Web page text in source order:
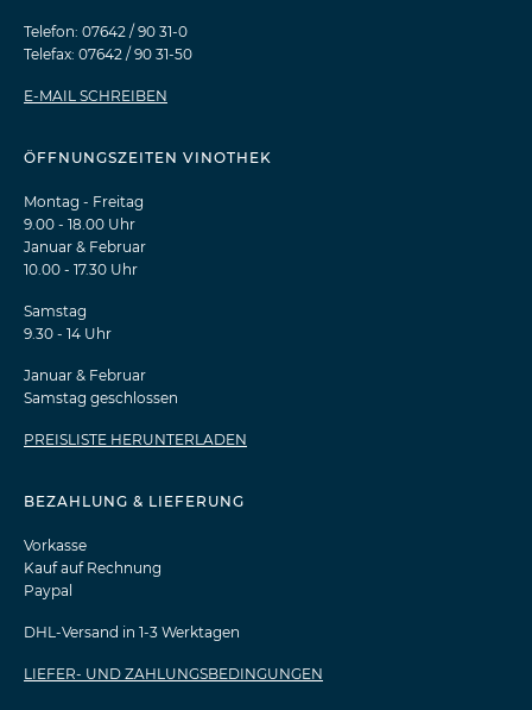
Telefon: 07642 / 90 31-0
Telefax: 07642 / 90 31-50
E-MAIL SCHREIBEN
ÖFFNUNGSZEITEN VINOTHEK
Montag - Freitag
9.00 - 18.00 Uhr
Januar & Februar
10.00 - 17.30 Uhr
Samstag
9.30 - 14 Uhr
Januar & Februar
Samstag geschlossen
PREISLISTE HERUNTERLADEN
BEZAHLUNG & LIEFERUNG
Vorkasse
Kauf auf Rechnung
Paypal
DHL-Versand in 1-3 Werktagen
LIEFER- UND ZAHLUNGSBEDINGUNGEN